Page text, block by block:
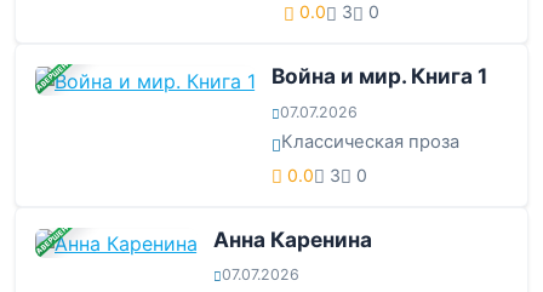
0.0 3 0
ЗАВЕРШЕНА Война и мир. Книга 1
07.07.2026
Классическая проза
0.0 3 0
ЗАВЕРШЕНА Анна Каренина
07.07.2026